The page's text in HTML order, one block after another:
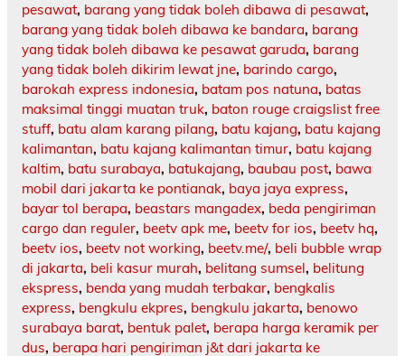
pesawat, barang yang tidak boleh dibawa di pesawat,
barang yang tidak boleh dibawa ke bandara, barang
yang tidak boleh dibawa ke pesawat garuda, barang
yang tidak boleh dikirim lewat jne, barindo cargo,
barokah express indonesia, batam pos natuna, batas
maksimal tinggi muatan truk, baton rouge craigslist free
stuff, batu alam karang pilang, batu kajang, batu kajang
kalimantan, batu kajang kalimantan timur, batu kajang
kaltim, batu surabaya, batukajang, baubau post, bawa
mobil dari jakarta ke pontianak, baya jaya express,
bayar tol berapa, beastars mangadex, beda pengiriman
cargo dan reguler, beetv apk me, beetv for ios, beetv hq,
beetv ios, beetv not working, beetv.me/, beli bubble wrap
di jakarta, beli kasur murah, belitang sumsel, belitung
ekspress, benda yang mudah terbakar, bengkalis
express, bengkulu ekpres, bengkulu jakarta, benowo
surabaya barat, bentuk palet, berapa harga keramik per
dus, berapa hari pengiriman j&t dari jakarta ke